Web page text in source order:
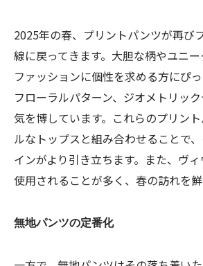
2025年の春、プリントパンツが再び
線に戻ってきます。大胆な柄やユニー
ファッションに個性を求める方にぴ
フローラルパターン、ジオメトリッ
気を博しています。これらのプリン
ルなトップスと組み合わせることで
インがより引き立ちます。また、ヴ
使用されることが多く、春の訪れを鮮
無地パンツの定番化